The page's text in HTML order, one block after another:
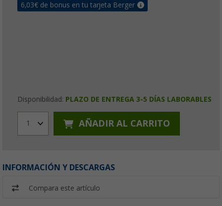
6,03€ de bonus en tu tarjeta Berger
Disponibilidad: PLAZO DE ENTREGA 3-5 DÍAS LABORABLES
1 AÑADIR AL CARRITO
INFORMACIÓN Y DESCARGAS
Compara este artículo